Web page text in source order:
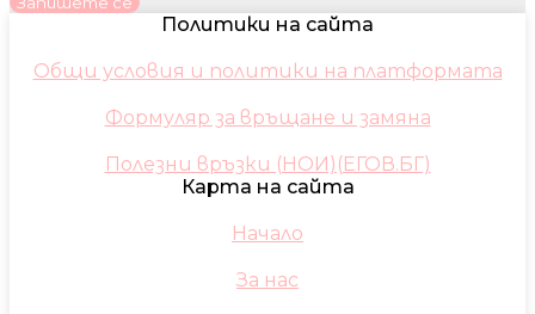
Политики на сайта
Общи условия и политики на платформата
Формуляр за връщане и замяна
Полезни връзки (НОИ)(ЕГОВ.БГ)
Карта на сайта
Начало
За нас